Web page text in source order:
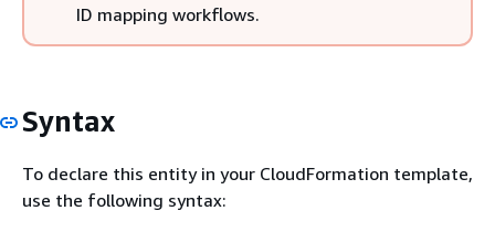
ID mapping workflows.
Syntax
To declare this entity in your CloudFormation template,
use the following syntax: